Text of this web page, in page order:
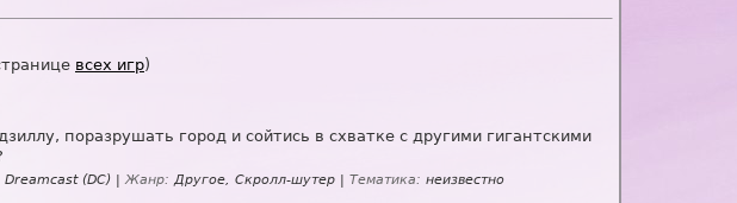
всех игр)
поразрушать город и сойтись в схватке с другими гигантскими
Dreamcast (DC) |Жанр: Другое, Скролл-шутер |Тематика: неизвестно